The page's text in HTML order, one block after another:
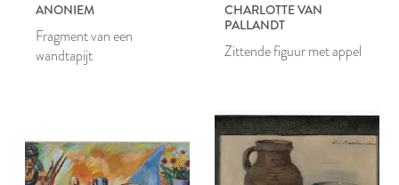
ANONIEM
Fragment van een
wandtapijt
CHARLOTTE VAN
PALLANDT
Zittende figuur met appel